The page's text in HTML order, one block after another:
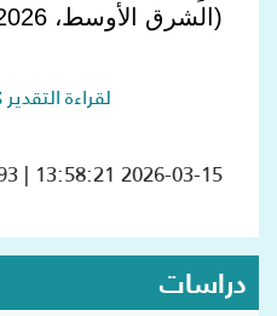
(الشرق الأوسط، 21/2/2026).
لقراءة
2026-03-15 13:58:21 | 593 قراءة
دراسات